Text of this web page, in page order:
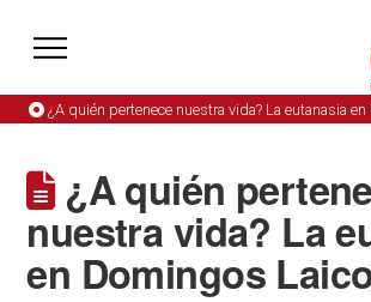
¿A quién pertenece nuestra vida? La eutanasia
¿A quién
nuestra vida? La
en Domingos